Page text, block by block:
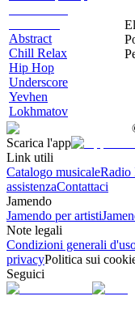
Abstract
Chill Relax
Hip Hop
Underscore
Yevhen
Lokhmatov
Scarica l'app
Link utili
Catalogo musicaleRadio
assistenzaContattaci
Jamendo
Jamendo per artisti
Note legali
Condizioni generali
privacyPolitica sui
Seguici